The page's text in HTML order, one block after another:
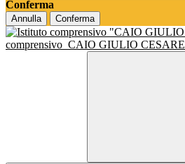
Conferma
Annulla Conferma
comprensivo CAIO GIULIO CESARE